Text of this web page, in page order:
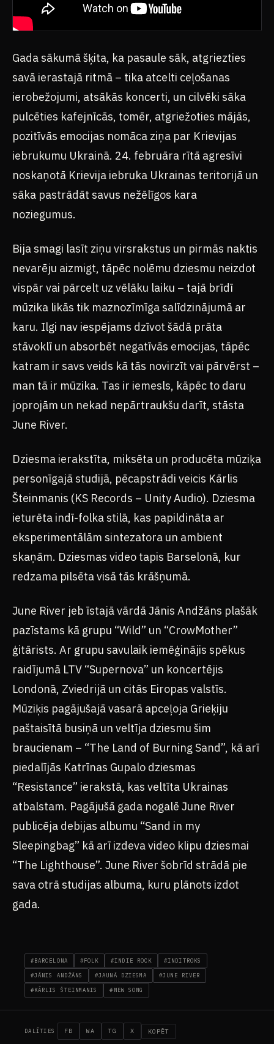
Gada sākumā šķita, ka pasaule sāk, atgriezties
savā ierastajā ritmā – tika atcelti ceļošanas
ierobežojumi, atsākās koncerti, un cilvēki sāka
pulcēties kafejnīcās, tomēr, atgriežoties mājās,
pozitīvās emocijas nomāca ziņa par Krievijas
iebrukumu Ukrainā. 24. februāra rītā agresīvi
noskaņotā Krievija iebruka Ukrainas teritorijā un
sāka pastrādāt savus nežēlīgos kara
noziegumus.
Bija smagi lasīt ziņu virsrakstus un pirmās naktis
nevarēju aizmigt, tāpēc nolēmu dziesmu neizdot
vispār vai pārcelt uz vēlāku laiku – tajā brīdī
mūzika likās tik maznozīmīga salīdzinājumā ar
karu. Ilgi nav iespējams dzīvot šādā prāta
stāvoklī un absorbēt negatīvās emocijas, tāpēc
katram ir savs veids kā tās novirzīt vai pārvērst –
man tā ir mūzika. Tas ir iemesls, kāpēc to daru
joprojām un nekad nepārtraukšu darīt, stāsta
June River.
Dziesma ierakstīta, miksēta un producēta mūziķa
personīgajā studijā, pēcapstrādi veicis Kārlis
Šteinmanis (KS Records – Unity Audio). Dziesma
ieturēta indī-folka stilā, kas papildināta ar
eksperimentālām sintezatora un ambient
skaņām. Dziesmas video tapis Barselonā, kur
redzama pilsēta visā tās krāšņumā.
June River jeb īstajā vārdā Jānis Andžāns plašāk
pazīstams kā grupu “Wild” un “CrowMother”
ģitārists. Ar grupu savulaik iemēģinājis spēkus
raidījumā LTV “Supernova” un koncertējis
Londonā, Zviedrijā un citās Eiropas valstīs.
Mūziķis pagājušajā vasarā apceļoja Grieķiju
paštaisītā busiņā un veltīja dziesmu šim
braucienam – “The Land of Burning Sand”, kā arī
piedalījās Katrīnas Gupalo dziesmas
“Resistance” ierakstā, kas veltīta Ukrainas
atbalstam. Pagājušā gada nogalē June River
publicēja debijas albumu “Sand in my
Sleepingbag” kā arī izdeva video klipu dziesmai
“The Lighthouse”. June River šobrīd strādā pie
sava otrā studijas albuma, kuru plānots izdot
gada.
#BARCELONA #FOLK #INDIE ROCK #INDITROKS
#JĀNIS ANDŽĀNS #JAUNĀ DZIESMA #JUNE RIVER
#KĀRLIS ŠTEINMANIS #NEW SONG
DALĪTIES FB WA TG X KOPĒT